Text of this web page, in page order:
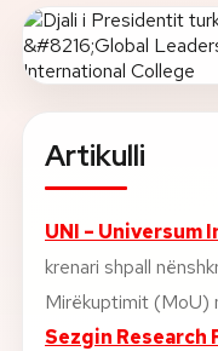
Lajme
Kontakti
GJUHA
HYR
UMS Staff
UMS Students
LMS Canvas
Artikulli
UNI – Universum
krenari shpall
Mirëkuptimit (MoU)
Sezgin Research